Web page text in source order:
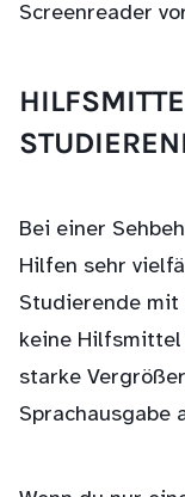
Screenreader
Bei einer
Hilfen sehr
Studierende mit
keine
starke
Sprachausgabe